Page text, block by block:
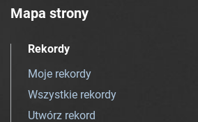
Mapa strony
Rekordy
Moje rekordy
Wszystkie rekordy
Utwórz rekord